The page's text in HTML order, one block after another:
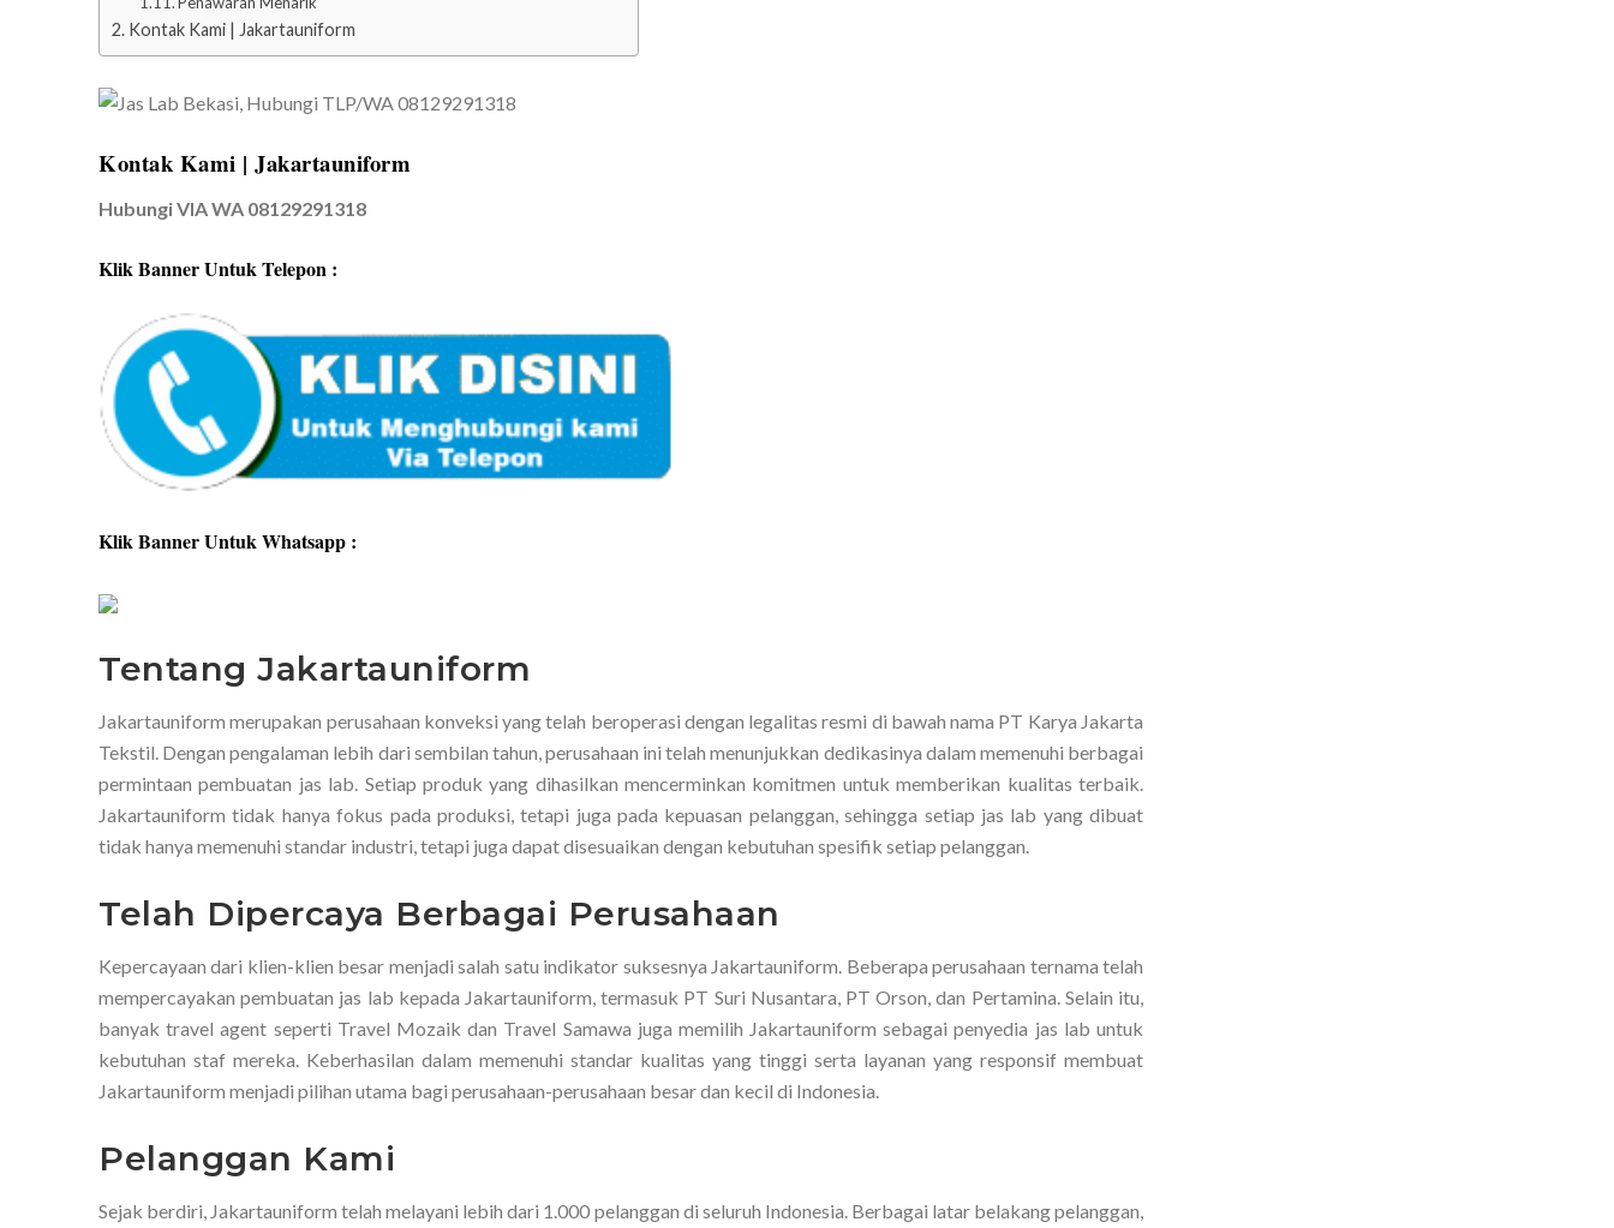
Kontak Kami | Jakartauniform
Kontak Kami | Jakartauniform
Hubungi VIA WA 08129291318
Klik Banner Untuk Telepon :
Klik Banner Untuk Whatsapp :
Tentang Jakartauniform
Jakartauniform merupakan perusahaan konveksi yang telah beroperasi dengan legalitas resmi di bawah nama PT Karya Jakarta
Tekstil. Dengan pengalaman lebih dari sembilan tahun, perusahaan ini telah menunjukkan dedikasinya dalam memenuhi berbagai
permintaan pembuatan jas lab. Setiap produk yang dihasilkan mencerminkan komitmen untuk memberikan kualitas terbaik.
Jakartauniform tidak hanya fokus pada produksi, tetapi juga pada kepuasan pelanggan, sehingga setiap jas lab yang dibuat
tidak hanya memenuhi standar industri, tetapi juga dapat disesuaikan dengan kebutuhan spesifik setiap pelanggan.
Telah Dipercaya Berbagai Perusahaan
Kepercayaan dari klien-klien besar menjadi salah satu indikator suksesnya Jakartauniform. Beberapa perusahaan ternama telah
mempercayakan pembuatan jas lab kepada Jakartauniform, termasuk PT Suri Nusantara, PT Orson, dan Pertamina. Selain itu,
banyak travel agent seperti Travel Mozaik dan Travel Samawa juga memilih Jakartauniform sebagai penyedia jas lab untuk
kebutuhan staf mereka. Keberhasilan dalam memenuhi standar kualitas yang tinggi serta layanan yang responsif membuat
Jakartauniform menjadi pilihan utama bagi perusahaan-perusahaan besar dan kecil di Indonesia.
Pelanggan Kami
Sejak berdiri, Jakartauniform telah melayani lebih dari 1.000 pelanggan di seluruh Indonesia. Berbagai latar belakang pelanggan,